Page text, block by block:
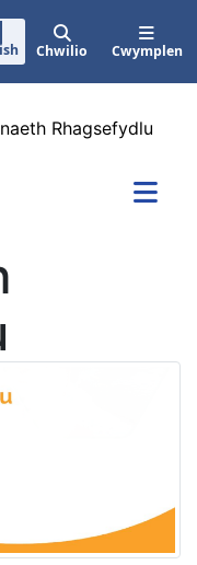
Chwilio Cwymplen
Rhagsefydlu